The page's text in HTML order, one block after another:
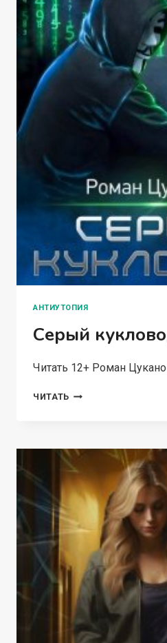
АНТИУТОПИЯ
Серый
Читать 12+ Роман
ЧИТАТЬ СЕРЫЙ